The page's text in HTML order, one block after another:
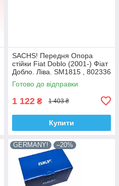
SACHS! Передня Опора
стійки Fiat Doblo (2001-) Фіат
Добло. Ліва. SM1815 , 802336
, KB658.15 , VKDC35232
Готово до відправки
1 122 ₴ 1 403 ₴
Купити
GERMANY! –20%